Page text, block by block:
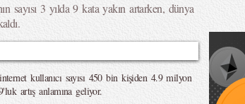
sayısı 3 yılda 9 kata yakın artarken, dünya
kullanıcı sayısı 450 bin kişiden 4.9 milyon
artış anlamına geliyor.